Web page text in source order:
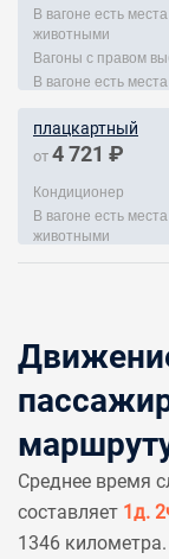
В вагоне есть
животными
Вагоны с правом
В вагоне есть
плацкартный
от 4 721 ₽
Кондиционер
В вагоне есть
животными
Среднее время
составляет 1д.
1346 километра.